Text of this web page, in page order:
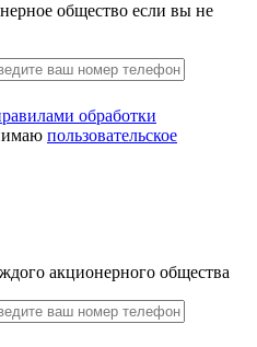
общество если вы не
обработки
пользовательское
акционерного общества